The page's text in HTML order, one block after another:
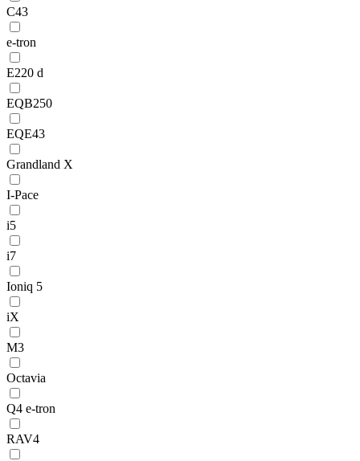
C43
e-tron
E220 d
EQB250
EQE43
Grandland X
I-Pace
i5
i7
Ioniq 5
iX
M3
Octavia
Q4 e-tron
RAV4